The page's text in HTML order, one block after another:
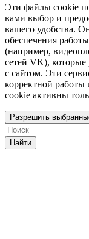
Эти файлы cookie
вами выбор и
вашего удобства.
обеспечения
(например,
сетей VK),
с сайтом. Эти
корректной
cookie активны
Разрешить
Найти